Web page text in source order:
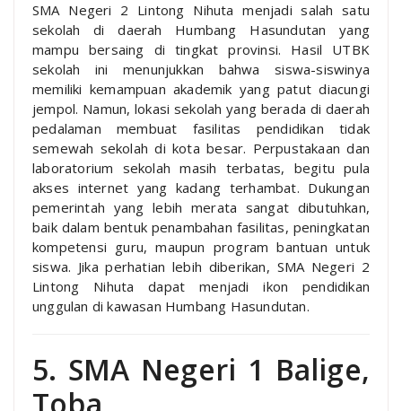
SMA Negeri 2 Lintong Nihuta menjadi salah satu
sekolah di daerah Humbang Hasundutan yang
mampu bersaing di tingkat provinsi. Hasil UTBK
sekolah ini menunjukkan bahwa siswa-siswinya
memiliki kemampuan akademik yang patut diacungi
jempol. Namun, lokasi sekolah yang berada di daerah
pedalaman membuat fasilitas pendidikan tidak
semewah sekolah di kota besar. Perpustakaan dan
laboratorium sekolah masih terbatas, begitu pula
akses internet yang kadang terhambat. Dukungan
pemerintah yang lebih merata sangat dibutuhkan,
baik dalam bentuk penambahan fasilitas, peningkatan
kompetensi guru, maupun program bantuan untuk
siswa. Jika perhatian lebih diberikan, SMA Negeri 2
Lintong Nihuta dapat menjadi ikon pendidikan
unggulan di kawasan Humbang Hasundutan.
5. SMA Negeri 1 Balige,